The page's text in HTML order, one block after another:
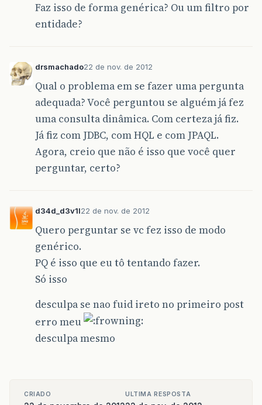
Faz isso de forma genérica? Ou um filtro por
entidade?
drsmachado22 de nov. de 2012
Qual o problema em se fazer uma pergunta
adequada? Você perguntou se alguém já fez
uma consulta dinâmica. Com certeza já fiz.
Já fiz com JDBC, com HQL e com JPAQL.
Agora, creio que não é isso que você quer
perguntar, certo?
d34d_d3v1l22 de nov. de 2012
Quero perguntar se vc fez isso de modo
genérico.
PQ é isso que eu tô tentando fazer.
Só isso
desculpa se nao fuid ireto no primeiro post
erro meu
desculpa mesmo
CRIADO ULTIMA RESPOSTA